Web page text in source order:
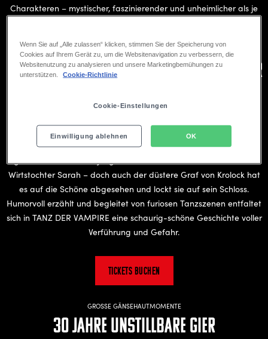
Charakteren – mystischer, faszinierender und unheimlicher als je
DIE STORY
Große Emotionen und schaurig-schöner
Humor
Auf der Suche nach Vampiren kommt der kauzige Forscher
Professor Abronsius mitten in Transsilvanien dem Ziel seiner Reise
gefährlich nahe. Sein junger Assistent Alfred verliebt sich in die
Wirtstochter Sarah – doch auch der düstere Graf von Krolock hat
es auf die Schöne abgesehen und lockt sie auf sein Schloss.
Humorvoll erzählt und begleitet von furiosen Tanzszenen entfaltet
sich in TANZ DER VAMPIRE eine schaurig-schöne Geschichte voller
Verführung und Gefahr.
Tickets buchen
GROSSE GÄNSEHAUTMOMENTE
30 Jahre Unstillbare Gier
Wenn Sie auf „Alle zulassen“ klicken, stimmen Sie der Speicherung von
Cookies auf Ihrem Gerät zu, um die Websitenavigation zu verbessern, die
Websitenutzung zu analysieren und unsere Marketingbemühungen zu
unterstützen.
Cookie-Richtlinie
Cookie-Einstellungen
Einwilligung ablehnen OK